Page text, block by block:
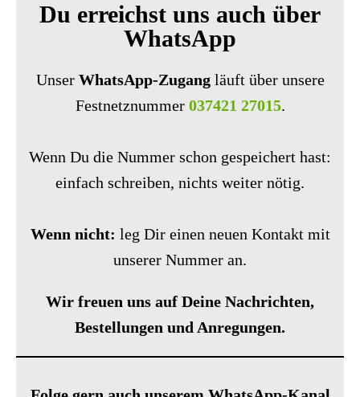
Du erreichst uns auch über
WhatsApp
Unser WhatsApp-Zugangläuft über unsere
Festnetznummer 037421 27015.
Wenn Du die Nummer schon gespeichert hast:
einfach schreiben, nichts weiter nötig.
Wenn nicht: leg Dir einen neuen Kontakt mit
unserer Nummer an.
Wir freuen uns auf Deine Nachrichten,
Bestellungen und Anregungen.